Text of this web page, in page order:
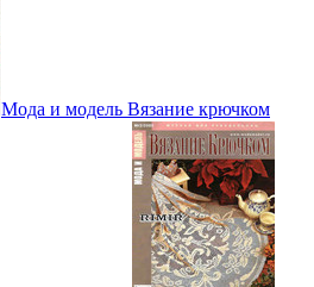
Мода и модель Вязание крючком